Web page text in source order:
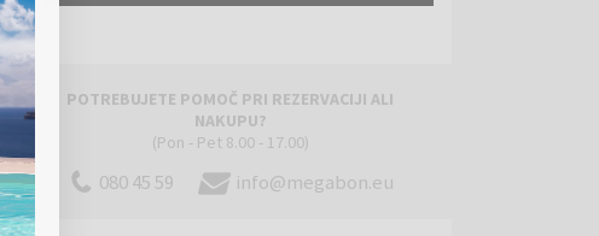
POTREBUJETE POMOČ PRI REZERVACIJI ALI
NAKUPU?
(Pon - Pet 8.00 - 17.00)
080 45 59 info@megabon.eu